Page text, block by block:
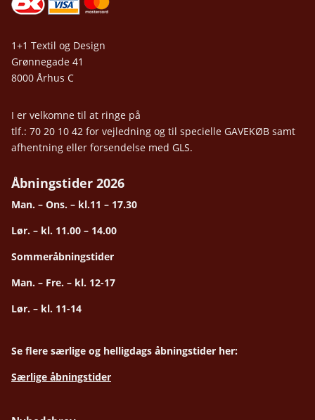
1+1 Textil og Design
Grønnegade 41
8000 Århus C
I er velkomne til at ringe på
tlf.: 70 20 10 42 for vejledning og til specielle GAVEKØB samt
afhentning eller forsendelse med GLS.
Åbningstider 2026
Man. – Ons. – kl.11 – 17.30
Lør. – kl. 11.00 – 14.00
Sommeråbningstider
Man. – Fre. – kl. 12-17
Lør. – kl. 11-14
Se flere særlige og helligdags åbningstider her:
Særlige åbningstider